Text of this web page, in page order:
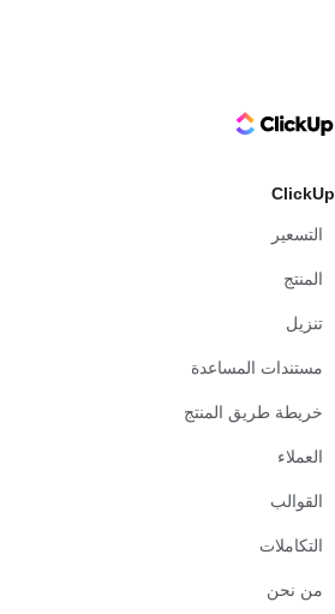
ClickUp Logo
ClickUp
التسعير
المنتج
تنزيل
مستندات المساعدة
خريطة طريق المنتج
العملاء
القوالب
التكاملات
من نحن